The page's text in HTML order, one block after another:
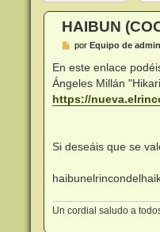
HAIBUN
M
n
a
j
e
por Equipo de
En este enlace
Ángeles Millán
https://
Si deseáis que se
Un cordial saludo a